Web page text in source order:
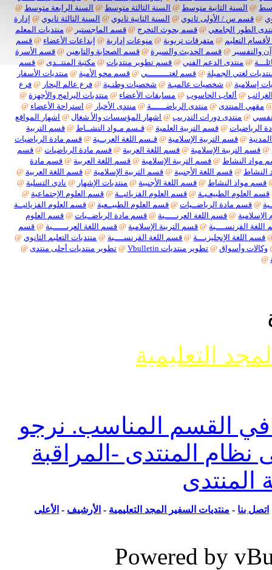
@السنة الثانية متوسط @السنة الثالثة متوسط @السنة الرابعة متوسط @
قسم س / الأولى ثانوي @السنة الثانية ثانوي @السنة الثالثة ثانوي @إدارة
الطور الجامعي @قسم بحوث التخرج @قسم الماجستير @ منتديات المعلم
التعليم @متفرقات تربوية @منوعات إدارية @إبداعات الأعضاء @قسم
@ قسم الحديث والسيرة @قسم الصحابة والتابعين @قسم الأسرة
@منتدى الدعم الفني @قسم تطوير منتديات @مكتبة المنتــدى @قسم
لغتي الجميلة @قسم لغتـــــــــي @قسم محو الأمية @منتديات الأسفار
@شخصيات عالميـة @شخصيات وطنـية @فرع عالم البحار @ فرع
@ألعاب الحاسوب @مسابقات الأعضاء @منتديات البرامج والأجهزة @
المنتدى @منتدى الرياضــــــة @منتدى الأخبار @ استراحة الأعضاء @
@منتدى دورات التدريب @اشهار المؤسسات والأ شغال @اشهار المواقع
@قسم التربية العلمية @قـسم مـواد النشــاط @قسم التربية
@قسم التربية الإسلامية @قـسم اللغة العربــية @قسم مادة الرياضيات
التربية الإسلامية @قسم اللغة العربية @قسم مادة الرياضيات @قسم
النشاط @قسم التربية الإسلامية @قسم اللغة العربية @قسم مادة
@قسم اللغة الأجنبية @قسم التربية الإسلامية @قسم اللغة العربية @
مواد النشاط @قسم اللغة الأجنبية @منتديات الإشهار @ نادي التسلية @
العلوم الطبيعـيـة @قسم العلوم الفزيائيــة @قسم العلوم الإجتماعية @
قسم مادة الرياضــيات @قسم العلوم الطبيــعية @قسم العلوم الفزيائيــة
@قسم اللغة العربـــــية @قسم مادة الرياضــيات @قسم العلوم
الفرنســــية @قسم التربية الإسلامية @قسم اللغة العربــــــية @قسم
اللغة الإنجليزيـــة @قسم اللغة الفرنســــية @منتديات التعليم الثانوي @
وأسواق @تطوير منتديات Vbulletin @تطوير منتديات أحلى منتدى @
التعليمية
القسم المناسب. نرجو
المنتدى -المراقبة
بنا-منتديات السفير المجد التعليمية-الأرشيف-الأعلى
Powered by